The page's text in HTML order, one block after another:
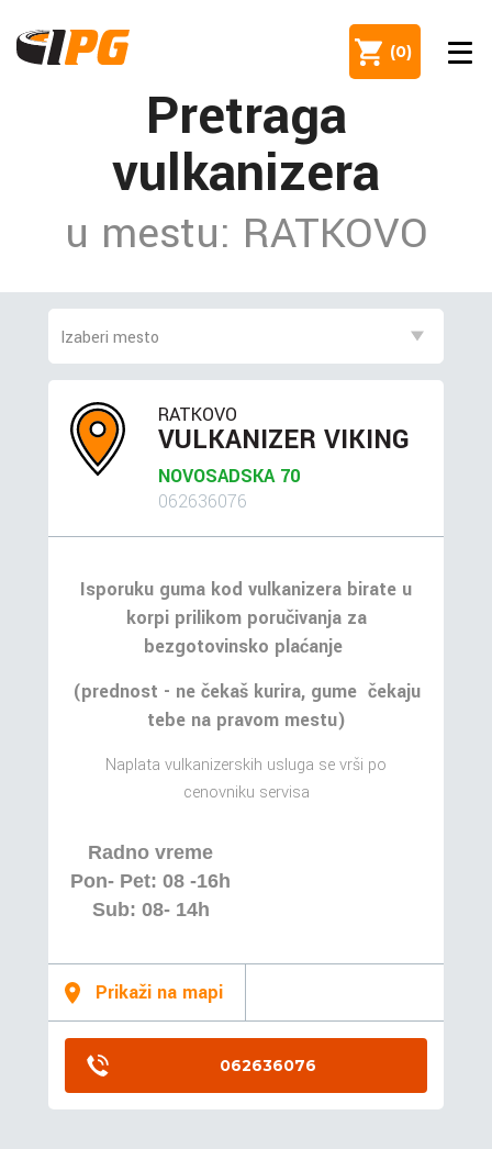
(0)
Pretraga
vulkanizera
u mestu: RATKOVO
RATKOVO
VULKANIZER VIKING
NOVOSADSKA 70
062636076
Isporuku guma kod vulkanizera birate u
korpi prilikom poručivanja za
bezgotovinsko plaćanje
(prednost - ne čekaš kurira, gume čekaju
tebe na pravom mestu)
Naplata vulkanizerskih usluga se vrši po
cenovniku servisa
Radno vreme
Pon- Pet: 08 -16h
Sub: 08- 14h
Prikaži na mapi
062636076